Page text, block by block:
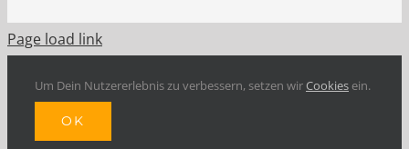
Page load link
Um Dein Nutzererlebnis zu verbessern, setzen wirCookies ein.
OK